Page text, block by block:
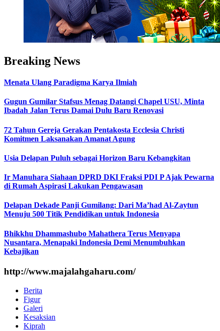
Breaking News
Menata Ulang Paradigma Karya Ilmiah
Gugun Gumilar Stafsus Menag Datangi Chapel USU, Minta
Ibadah Jalan Terus Damai Dulu Baru Renovasi
72 Tahun Gereja Gerakan Pentakosta Ecclesia Christi
Komitmen Laksanakan Amanat Agung
Usia Delapan Puluh sebagai Horizon Baru Kebangkitan
Ir Manuhara Siahaan DPRD DKI Fraksi PDI P Ajak Pewarna
di Rumah Aspirasi Lakukan Pengawasan
Delapan Dekade Panji Gumilang: Dari Ma’had Al-Zaytun
Menuju 500 Titik Pendidikan untuk Indonesia
Bhikkhu Dhammashubo Mahathera Terus Menyapa
Nusantara, Menapaki Indonesia Demi Menumbuhkan
Kebajikan
http://www.majalahgaharu.com/
Berita
Figur
Galeri
Kesaksian
Kiprah